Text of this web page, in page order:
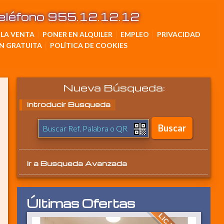
955.12.12.12
VENTA PONER EN ALQUILER EMPLEO
PRIVACIDAD
GRATUITA POLÍTICA DE COOKIES
Nueva Búsqueda:
Introducir Busqueda
Ir aBusqueda Avanzada
Últimas Ofertas